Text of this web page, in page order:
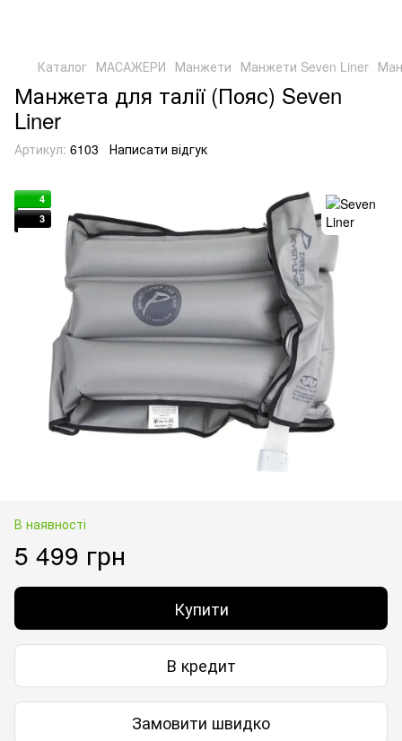
Каталог МАСАЖЕРИ Манжети Манжети Seven Liner
Манжета для талії (Пояс) Seven
Liner
Артикул: 6103 Написати відгук
4
3
В наявності
5 499 грн
Купити
В кредит
Замовити швидко